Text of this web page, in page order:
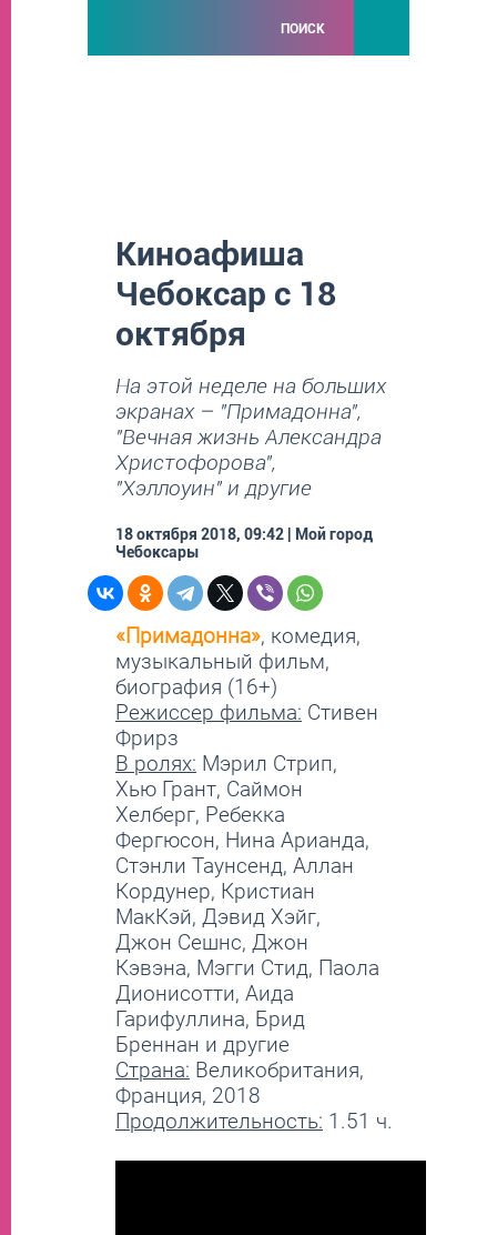
ПОИСК
Киноафиша
Чебоксар с 18
октября
На этой неделе на больших
экранах – "Примадонна",
"Вечная жизнь Александра
Христофорова",
"Хэллоуин" и другие
18 октября 2018, 09:42 | Мой город
Чебоксары
«Примадонна», комедия,
музыкальный фильм,
биография (16+)
Режиссер фильма: Стивен
Фрирз
В ролях: Мэрил Стрип,
Хью Грант, Саймон
Хелберг, Ребекка
Фергюсон, Нина Арианда,
Стэнли Таунсенд, Аллан
Кордунер, Кристиан
МакКэй, Дэвид Хэйг,
Джон Сешнс, Джон
Кэвэна, Мэгги Стид, Паола
Дионисотти, Аида
Гарифуллина, Брид
Бреннан и другие
Страна: Великобритания,
Франция, 2018
Продолжительность: 1.51 ч.